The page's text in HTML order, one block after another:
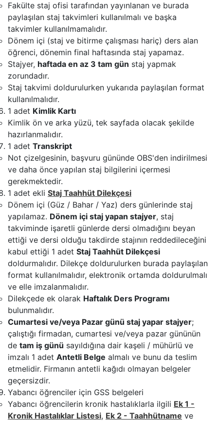
Fakülte staj ofisi tarafından yayınlanan ve burada
paylaşılan staj takvimleri kullanılmalı ve başka
takvimler kullanılmamalıdır.
Dönem içi (staj ve bitirme çalışması hariç) ders alan
öğrenci, dönemin final haftasında staj yapamaz.
Stajyer, haftada en az 3 tam gün staj yapmak
zorundadır.
Staj takvimi doldurulurken yukarıda paylaşılan format
kullanılmalıdır.
1 adet Kimlik Kartı
Kimlik ön ve arka yüzü, tek sayfada olacak şekilde
hazırlanmalıdır.
1 adet Transkript
Not çizelgesinin, başvuru gününde OBS'den indirilmesi
ve daha önce yapılan staj bilgilerini içermesi
gerekmektedir.
1 adet ekli Staj Taahhüt Dilekçesi
Dönem içi (Güz / Bahar / Yaz) ders günlerinde staj
yapılamaz. Dönem içi staj yapan stajyer, staj
takviminde işaretli günlerde dersi olmadığını beyan
ettiği ve dersi olduğu takdirde stajının reddedileceğini
kabul ettiği 1 adet Staj Taahhüt Dilekçesi
doldurmalıdır. Dilekçe doldurulurken burada paylaşılan
format kullanılmalıdır, elektronik ortamda doldurulmalı
ve elle imzalanmalıdır.
Dilekçede ek olarak Haftalık Ders Programı
bulunmalıdır.
Cumartesi ve/veya Pazar günü staj yapar stajyer;
çalıştığı firmadan, cumartesi ve/veya pazar gününün
de tam iş günü sayıldığına dair kaşeli / mühürlü ve
imzalı 1 adet Antetli Belge almalı ve bunu da teslim
etmelidir. Firmanın antetli kağıdı olmayan belgeler
geçersizdir.
Yabancı öğrenciler için GSS belgeleri
Yabancı öğrencilerin kronik hastalıklarla ilgili Ek 1 -
Kronik Hastalıklar Listesi, Ek 2 - Taahhütname ve